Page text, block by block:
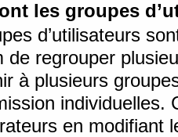
les groupes
d’utilisateurs
de regrouper
à plusieurs
individuelles.
en modifiant